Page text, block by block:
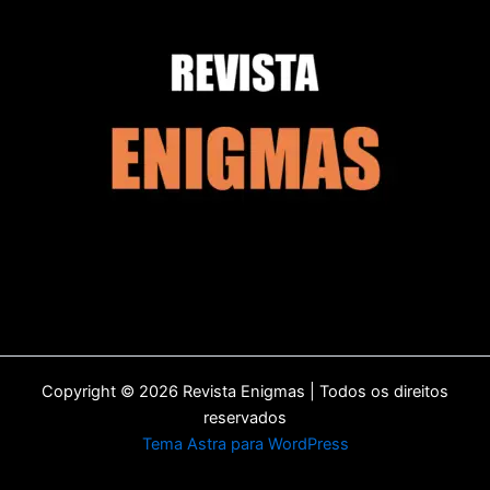
Copyright © 2026 Revista Enigmas | Todos os direitos
reservados
Tema Astra para WordPress